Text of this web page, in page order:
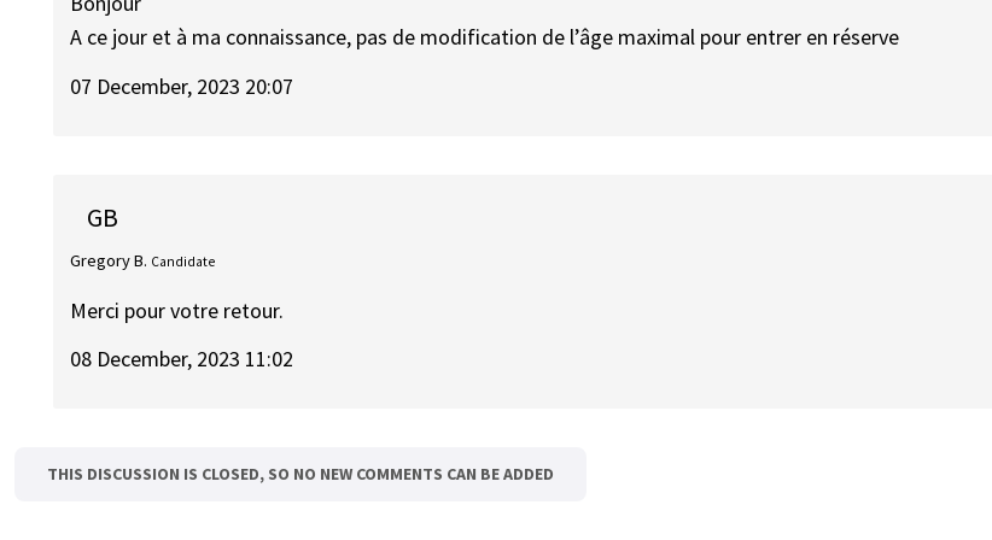
A ce jour et à ma connaissance, pas de modification de l’âge maximal pour entrer en réserve
07 December, 2023 20:07
GB
Gregory B. Candidate
Merci pour votre retour.
08 December, 2023 11:02
THIS DISCUSSION IS CLOSED, SO NO NEW COMMENTS CAN BE ADDED